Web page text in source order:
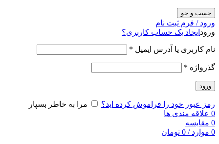
جست و جو
ورود / فرم ثبت نام
ورود ایجاد یک حساب کاربری؟
نام کاربری یا آدرس ایمیل *
گذرواژه *
ورود
رمز عبور خود را فراموش کرده اید؟
مرا به خاطر بسپار
0 علاقه مندی ها
0 مقایسه
0 موارد /
0 تومان